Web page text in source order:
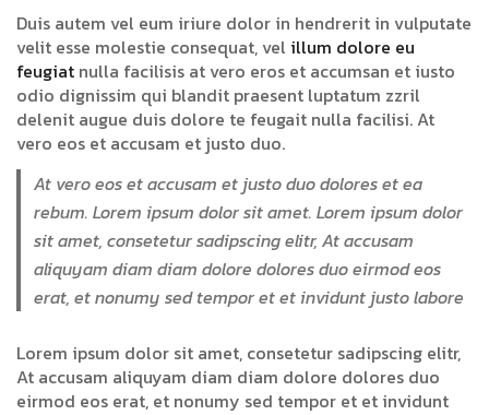
Duis autem vel eum iriure dolor in hendrerit in vulputate
velit esse molestie consequat, vel illum dolore eu
feugiat nulla facilisis at vero eros et accumsan et iusto
odio dignissim qui blandit praesent luptatum zzril
delenit augue duis dolore te feugait nulla facilisi. At
vero eos et accusam et justo duo.
At vero eos et accusam et justo duo dolores et ea
rebum. Lorem ipsum dolor sit amet. Lorem ipsum dolor
sit amet, consetetur sadipscing elitr, At accusam
aliquyam diam diam dolore dolores duo eirmod eos
erat, et nonumy sed tempor et et invidunt justo labore
Lorem ipsum dolor sit amet, consetetur sadipscing elitr,
At accusam aliquyam diam diam dolore dolores duo
eirmod eos erat, et nonumy sed tempor et et invidunt